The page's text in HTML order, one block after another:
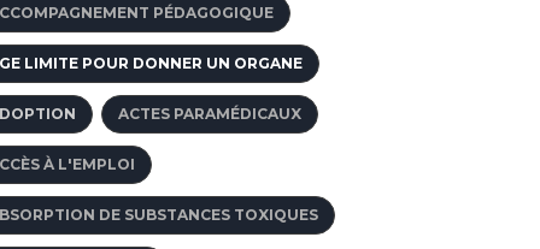
PÉDAGOGIQUE
LIMITE POUR DONNER UN ORGANE
ACTES PARAMÉDICAUX
À L'EMPLOI
DE SUBSTANCES TOXIQUES